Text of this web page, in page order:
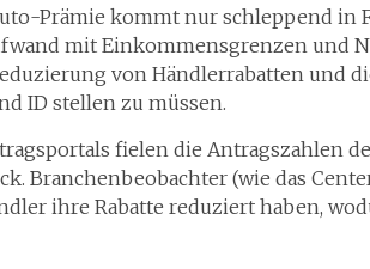
Prämie kommt nur schleppend in
mit Einkommensgrenzen und
von Händlerrabatten und
ID stellen zu müssen.
fielen die Antragszahlen
Branchenbeobachter (wie das
ihre Rabatte reduziert haben,